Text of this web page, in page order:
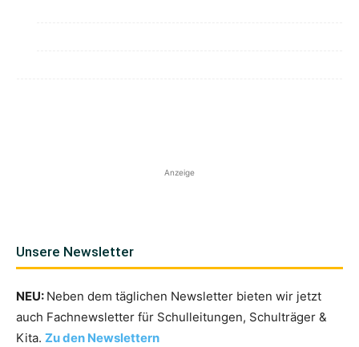
Anzeige
Unsere Newsletter
NEU: Neben dem täglichen Newsletter bieten wir jetzt
auch Fachnewsletter für Schulleitungen, Schulträger &
Kita. Zu den Newslettern